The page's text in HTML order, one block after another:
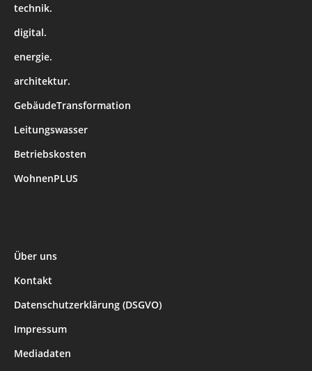
technik.
digital.
energie.
architektur.
GebäudeTransformation
Leitungswasser
Betriebskosten
WohnenPLUS
Über uns
Kontakt
Datenschutzerklärung (DSGVO)
Impressum
Mediadaten